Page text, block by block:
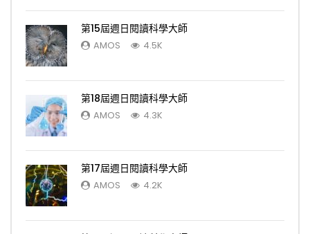
第15屆週日閱讀科學大師
AMOS 4.5K
第18屆週日閱讀科學大師
AMOS 4.3K
第17屆週日閱讀科學大師
AMOS 4.2K